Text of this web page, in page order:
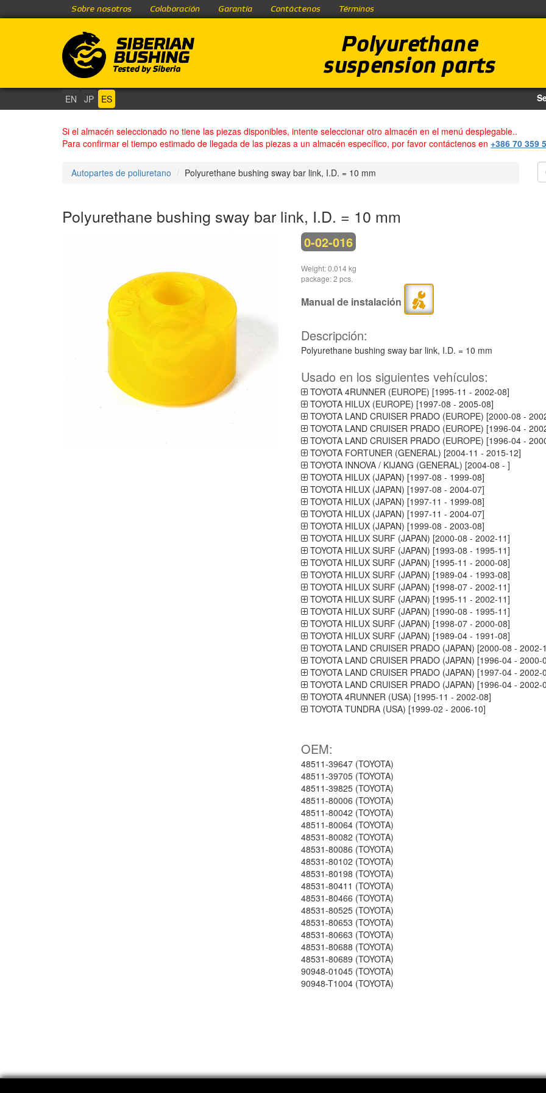
Sobre nosotros Colaboración Garantía Contáctenos Términos
Polyurethane
suspension parts
EN JP ES
Si el almacén seleccionado no tiene las piezas disponibles, intente seleccionar otro almacén en el menú desplegable..
Para confirmar el tiempo estimado de llegada de las piezas a un almacén específico, por favor contáctenos en +386 70 359
Autopartes de poliuretano Polyurethane bushing sway bar link, I.D. = 10 mm
Polyurethane bushing sway bar link, I.D. = 10 mm
0-02-016
Weight: 0.014 kg
package: 2 pcs.
Manual de instalación
Descripción:
Polyurethane bushing sway bar link, I.D. = 10 mm
Usado en los siguientes vehículos:
TOYOTA 4RUNNER (EUROPE) [1995-11 - 2002-08]
TOYOTA HILUX (EUROPE) [1997-08 - 2005-08]
TOYOTA LAND CRUISER PRADO (EUROPE) [2000-08 -
TOYOTA LAND CRUISER PRADO (EUROPE) [1996-04 -
TOYOTA LAND CRUISER PRADO (EUROPE) [1996-04 -
TOYOTA FORTUNER (GENERAL) [2004-11 - 2015-12]
TOYOTA INNOVA / KIJANG (GENERAL) [2004-08 - ]
TOYOTA HILUX (JAPAN) [1997-08 - 1999-08]
TOYOTA HILUX (JAPAN) [1997-08 - 2004-07]
TOYOTA HILUX (JAPAN) [1997-11 - 1999-08]
TOYOTA HILUX (JAPAN) [1997-11 - 2004-07]
TOYOTA HILUX (JAPAN) [1999-08 - 2003-08]
TOYOTA HILUX SURF (JAPAN) [2000-08 - 2002-11]
TOYOTA HILUX SURF (JAPAN) [1993-08 - 1995-11]
TOYOTA HILUX SURF (JAPAN) [1995-11 - 2000-08]
TOYOTA HILUX SURF (JAPAN) [1989-04 - 1993-08]
TOYOTA HILUX SURF (JAPAN) [1998-07 - 2002-11]
TOYOTA HILUX SURF (JAPAN) [1995-11 - 2002-11]
TOYOTA HILUX SURF (JAPAN) [1990-08 - 1995-11]
TOYOTA HILUX SURF (JAPAN) [1998-07 - 2000-08]
TOYOTA HILUX SURF (JAPAN) [1989-04 - 1991-08]
TOYOTA LAND CRUISER PRADO (JAPAN) [2000-08 - 2002-
TOYOTA LAND CRUISER PRADO (JAPAN) [1996-04 - 2000-
TOYOTA LAND CRUISER PRADO (JAPAN) [1997-04 - 2002-
TOYOTA LAND CRUISER PRADO (JAPAN) [1996-04 - 2002-
TOYOTA 4RUNNER (USA) [1995-11 - 2002-08]
TOYOTA TUNDRA (USA) [1999-02 - 2006-10]
OEM:
48511-39647 (TOYOTA)
48511-39705 (TOYOTA)
48511-39825 (TOYOTA)
48511-80006 (TOYOTA)
48511-80042 (TOYOTA)
48511-80064 (TOYOTA)
48531-80082 (TOYOTA)
48531-80086 (TOYOTA)
48531-80102 (TOYOTA)
48531-80198 (TOYOTA)
48531-80411 (TOYOTA)
48531-80466 (TOYOTA)
48531-80525 (TOYOTA)
48531-80653 (TOYOTA)
48531-80663 (TOYOTA)
48531-80688 (TOYOTA)
48531-80689 (TOYOTA)
90948-01045 (TOYOTA)
90948-T1004 (TOYOTA)